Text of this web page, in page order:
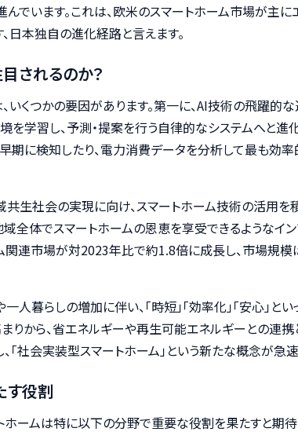
います。これは、欧米のスマートホーム市場が主に
日本独自の進化経路と言えます。
されるのか？
くつかの要因があります。第一に、AI技術の飛躍的な
学習し、予測・提案を行う自律的なシステムへと進
期に検知したり、電力消費データを分析して最も効
生社会の実現に向け、スマートホーム技術の活用
域全体でスマートホームの恩恵を享受できるようなイ
関連市場が対2023年比で約1.8倍に成長し、市場規
暮らしの増加に伴い、「時短」「効率化」「安心」と
りから、省エネルギーや再生可能エネルギーとの連
「社会実装型スマートホーム」という新たな概念が急
す役割
ームは特に以下の分野で重要な役割を果たすと期待